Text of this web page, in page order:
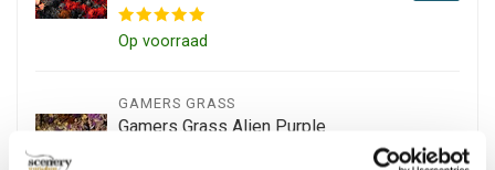
Op voorraad
GAMERS GRASS
Gamers Grass Alien Purple
€5,40